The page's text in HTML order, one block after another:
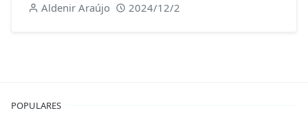
Aldenir Araújo 2024/12/2
POPULARES